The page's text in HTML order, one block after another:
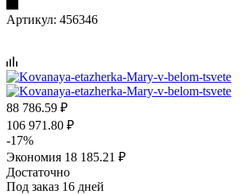
Артикул: 456346
88 786.59 ₽
106 971.80 ₽
-17%
Экономия 18 185.21 ₽
Достаточно
Под заказ 16 дней